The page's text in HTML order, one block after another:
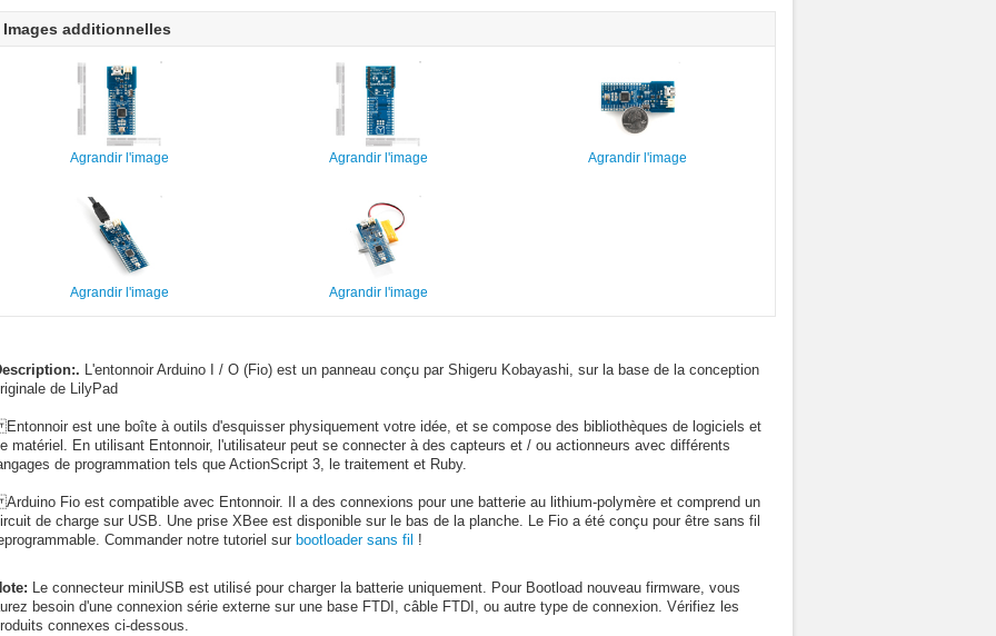
Images additionnelles
Agrandir l'image Agrandir l'image Agrandir l'image
Agrandir l'image Agrandir l'image
L'entonnoir Arduino I / O (Fio) est un panneau conçu par Shigeru Kobayashi, sur la base de la conception
de LilyPad
est une boîte à outils d'esquisser physiquement votre idée, et se compose des bibliothèques de logiciels et
matériel. En utilisant Entonnoir, l'utilisateur peut se connecter à des capteurs et / ou actionneurs avec différents
de programmation tels que ActionScript 3, le traitement et Ruby.
Fio est compatible avec Entonnoir. Il a des connexions pour une batterie au lithium-polymère et comprend un
de charge sur USB. Une prise XBee est disponible sur le bas de la planche. Le Fio a été conçu pour être sans fil
Commander notre tutoriel sur bootloader sans fil !
Le connecteur miniUSB est utilisé pour charger la batterie uniquement. Pour Bootload nouveau firmware, vous
besoin d'une connexion série externe sur une base FTDI, câble FTDI, ou autre type de connexion. Vérifiez les
connexes ci-dessous.